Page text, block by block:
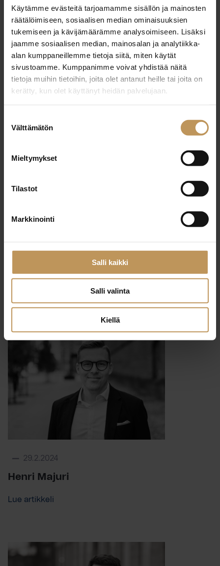
Käytämme evästeitä tarjoamamme sisällön ja mainosten
räätälöimiseen, sosiaalisen median ominaisuuksien
tukemiseen ja kävijämäärämme analysoimiseen. Lisäksi
jaamme sosiaalisen median, mainosalan ja analytiikka-
alan kumppaneillemme tietoja siitä, miten käytät
sivustoamme. Kumppanimme voivat yhdistää näitä
tietoja muihin tietoihin, joita olet antanut heille tai joita on
kerätty, kun olet käyttänyt heidän palvelujaan.
valinta
Välttämätön
Mieltymykset
Tilastot
Markkinointi
Salli kaikki
Salli valinta
Kiellä
29.2.2024
Riina Ritola
Lue artikkeli
Jukka Mesiranta
Lue artikkeli
29.2.2024
Henri Majuri
Lue artikkeli